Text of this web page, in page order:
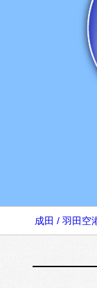
成田 / 羽田空